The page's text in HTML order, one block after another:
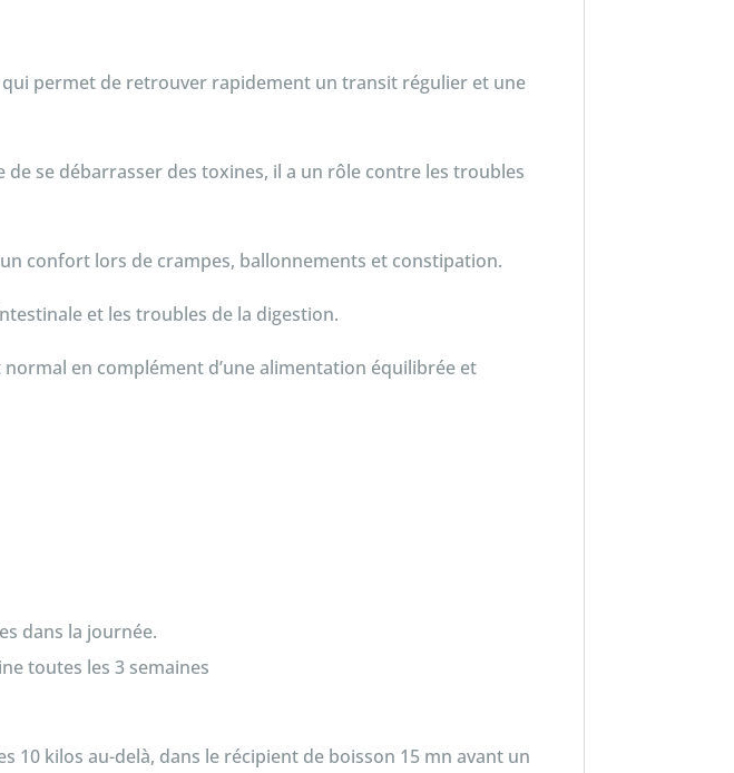
qui permet de retrouver rapidement un transit régulier et une
se débarrasser des toxines, il a un rôle contre les troubles
confort lors de crampes, ballonnements et constipation.
et les troubles de la digestion.
en complément d’une alimentation équilibrée et
dans la journée.
toutes les 3 semaines
kilos au-delà, dans le récipient de boisson 15 mn avant un